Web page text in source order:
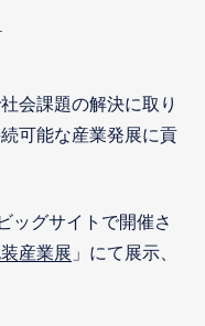
会課題の解決に取り
可能な産業発展に貢
ッグサイトで開催さ
産業展 」にて展示、